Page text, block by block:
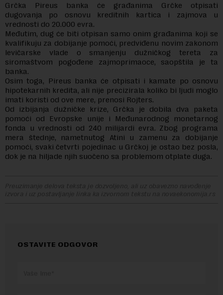
Grčka Pireus banka će građanima Grčke otpisati
dugovanja po osnovu kreditnih kartica i zajmova u
vrednosti do 20.000 evra.
Međutim, dug će biti otpisan samo onim građanima koji se
kvalifikuju za dobijanje pomoći, predviđenu novim zakonom
levičarske vlade o smanjenju dužničkog tereta za
siromaštvom pogođene zajmoprimaoce, saopštila je ta
banka.
Osim toga, Pireus banka će otpisati i kamate po osnovu
hipotekarnih kredita, ali nije precizirala koliko bi ljudi moglo
imati koristi od ove mere, prenosi Rojters.
Od izbijanja dužničke krize, Grčka je dobila dva paketa
pomoći od Evropske unije i Međunarodnog monetarnog
fonda u vrednosti od 240 milijardi evra. Zbog programa
mera štednje, nametnutog Atini u zamenu za dobijanje
pomoći, svaki četvrti pojedinac u Grčkoj je ostao bez posla,
dok je na hiljade njih suočeno sa problemom otplate duga.
Preuzimanje delova teksta je dozvoljeno, ali uz obavezno navođenje
izvora i uz postavljanje linka ka izvornom tekstu na novaekonomija.rs
OSTAVITE ODGOVOR